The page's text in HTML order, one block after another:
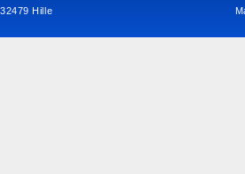
32479 Hille